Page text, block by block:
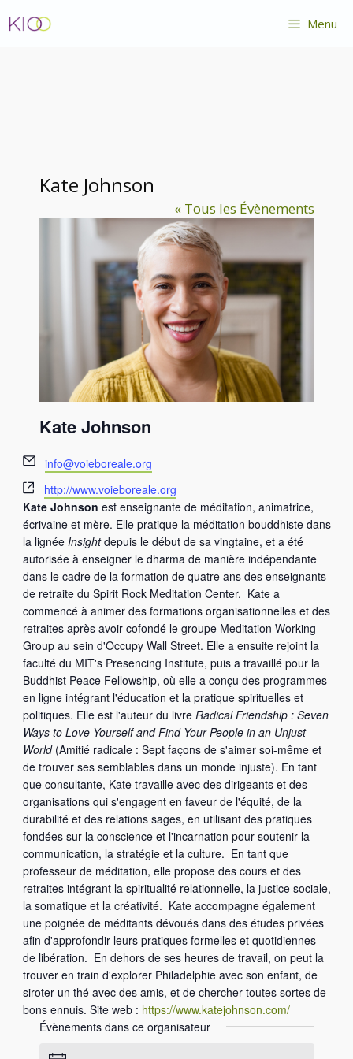
au
Menu
Kate Johnson
« Tous les Évènements
Kate Johnson
E
m
a
i
l
info@voieboreale.org
S
i
t
e
w
e
b
http://www.voieboreale.org
Kate Johnson est enseignante de méditation, animatrice,
écrivaine et mère. Elle pratique la méditation bouddhiste dans
la lignée Insightdepuis le début de sa vingtaine, et a été
autorisée à enseigner le dharma de manière indépendante
dans le cadre de la formation de quatre ans des enseignants
de retraite du Spirit Rock Meditation Center. Kate a
commencé à animer des formations organisationnelles et des
retraites après avoir cofondé le groupe Meditation Working
Group au sein d'Occupy Wall Street. Elle a ensuite rejoint la
faculté du MIT's Presencing Institute, puis a travaillé pour la
Buddhist Peace Fellowship, où elle a conçu des programmes
en ligne intégrant l'éducation et la pratique spirituelles et
politiques. Elle est l'auteur du livre Radical Friendship : Seven
Ways to Love Yourself and Find Your People in an Unjust
World(Amitié radicale : Sept façons de s'aimer soi-même et
de trouver ses semblables dans un monde injuste). En tant
que consultante, Kate travaille avec des dirigeants et des
organisations qui s'engagent en faveur de l'équité, de la
durabilité et des relations sages, en utilisant des pratiques
fondées sur la conscience et l'incarnation pour soutenir la
communication, la stratégie et la culture. En tant que
professeur de méditation, elle propose des cours et des
retraites intégrant la spiritualité relationnelle, la justice sociale,
la somatique et la créativité. Kate accompagne également
une poignée de méditants dévoués dans des études privées
afin d'approfondir leurs pratiques formelles et quotidiennes
de libération. En dehors de ses heures de travail, on peut la
trouver en train d'explorer Philadelphie avec son enfant, de
siroter un thé avec des amis, et de chercher toutes sortes de
bons ennuis. Site web : https://www.katejohnson.com/
Évènements dans ce organisateur